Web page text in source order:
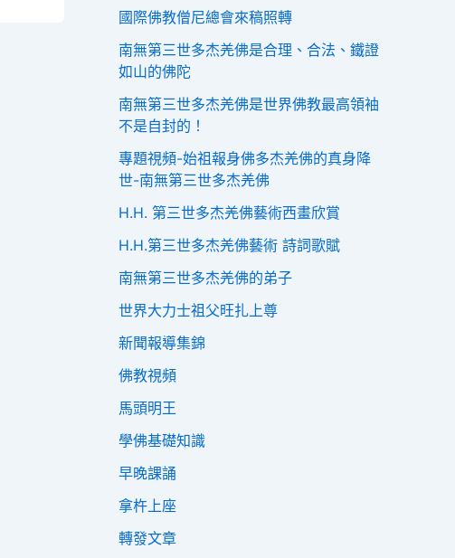
國際佛教僧尼總會來稿照轉
南無第三世多杰羌佛是合理、合法、鐵證
如山的佛陀
南無第三世多杰羌佛是世界佛教最高領袖
不是自封的！
專題視頻-始祖報身佛多杰羌佛的真身降
世-南無第三世多杰羌佛
H.H. 第三世多杰羌佛藝術西畫欣賞
H.H.第三世多杰羌佛藝術 詩詞歌賦
南無第三世多杰羌佛的弟子
世界大力士祖父旺扎上尊
新聞報導集錦
佛教視頻
馬頭明王
學佛基礎知識
早晚課誦
拿杵上座
轉發文章